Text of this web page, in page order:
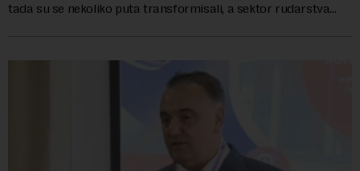
tada su se nekoliko puta transformisali, a sektor rudarstva